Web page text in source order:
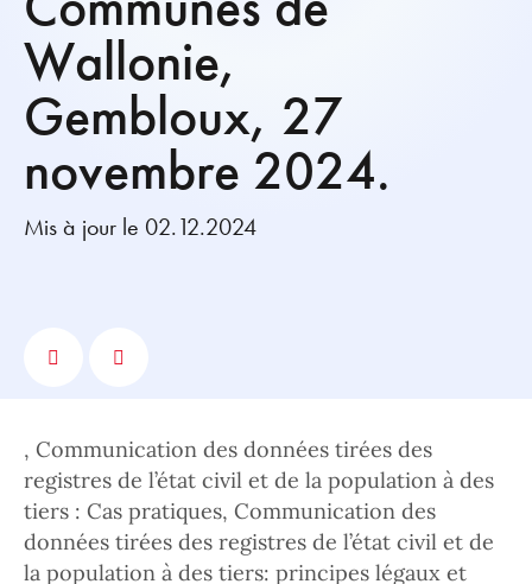
Wallonie,
Gembloux, 27
novembre 2024.
Mis à jour le 02.12.2024
, Communication des données tirées des
registres de l’état civil et de la population à des
tiers : Cas pratiques, Communication des
données tirées des registres de l’état civil et de
la population à des tiers: principes légaux et